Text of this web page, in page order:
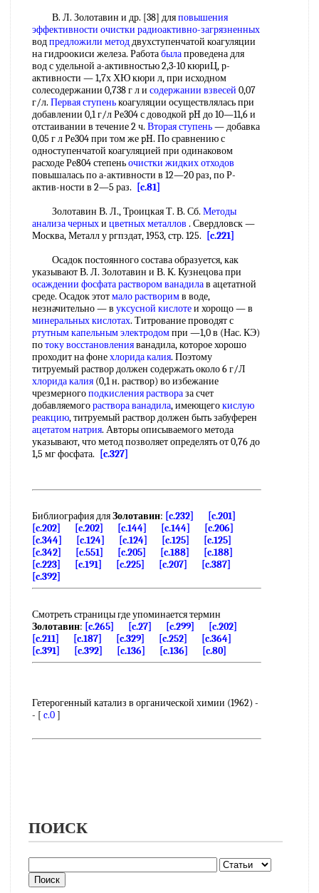
В. Л. Золотавин и др. [38] дляповышения
эффективности очистки радиоактивно-загрязненных
водпредложили методдвухступенчатой коагуляции
на гидроокиси железа. Работабылапроведена для
вод с удельной а-активностью 2,3-10 кюриЦ, р-
активности — 1,7х ХЮ кюри л, при исходном
солесодержании 0,738 г л и содержании взвесей 0,07
г/л. Первая ступенькоагуляции осуществлялась при
добавлении 0,1 г/л Ре304 с доводкой pH до 10—11,6 и
отстаивании в течение 2 ч. Вторая ступень— добавка
0,05 г л Ре304 при том же pH. По сравнению с
одноступенчатой коагуляцией при одинаковом
расходе Ре804 степеньочистки жидких отходов
повышалась по а-активности в 12—20 раз, по Р-
актив-ности в 2—5 раз.
[c.81]
Золотавин В. Л., Троицкая Т. В. Сб. Методы
анализа черныхи цветных металлов . Свердловск —
Москва, Металл у ргпздат, 1953, стр. 125.
[c.221]
Осадок постоянного состава образуется, как
указывают В. Л. Золотавин и В. К. Кузнецова при
осаждении фосфатараствором ванадилав ацетатной
среде. Осадок этотмало растворимв воде,
незначительно — в уксусной кислотеи хорощо — в
минеральных кислотах. Титрование проводят с
ртутным капельным электродомпри —1,0 в (Нас. КЭ)
потоку восстановленияванадила, которое хорошо
проходит на фонехлорида калия. Поэтому
титруемый раствор должен содержать около 6 г/Л
хлорида калия (0,1 н. раствор) во избежание
чрезмерногоподкисления раствораза счет
добавляемогораствора ванадила, имеющегокислую
реакцию, титруемый раствор должен быть забуферен
ацетатом натрия. Авторы описываемого метода
указывают, что метод позволяет определять от 0,76 до
1,5 мг фосфата.
[c.327]
Библиография дляЗолотавин: [c.232]
[c.201]
[c.202]
[c.202] [c.144] [c.144]
[c.206]
[c.344]
[c.124] [c.124] [c.125]
[c.125]
[c.342]
[c.551] [c.205] [c.188]
[c.188]
[c.223]
[c.191] [c.225] [c.207]
[c.387]
[c.392]
Смотреть страницы где упоминается термин
Золотавин: [c.265] [c.27] [c.299]
[c.202]
[c.211]
[c.187] [c.329] [c.252]
[c.364]
[c.391]
[c.392] [c.136] [c.136] [c.80]
Гетерогенный катализ в органической химии (1962) -
- [ c.0]
ПОИСК